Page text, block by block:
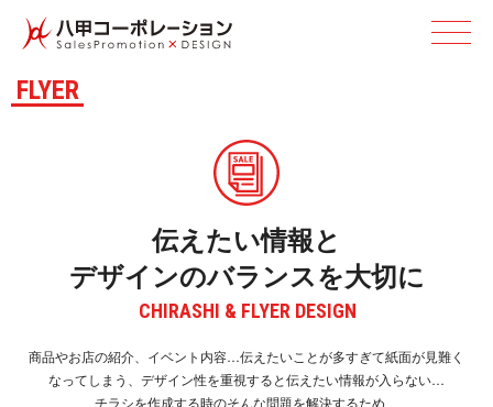
F L Y E R
CHIRASHI & FLYER DES I G N
商品やお店の紹介、イベント内容…伝えたいことが多すぎて紙面が見難く
なってしまう、デザイン性を重視すると伝えたい情報が入らない…
チラシを作成する時のそんな問題を解決するため、